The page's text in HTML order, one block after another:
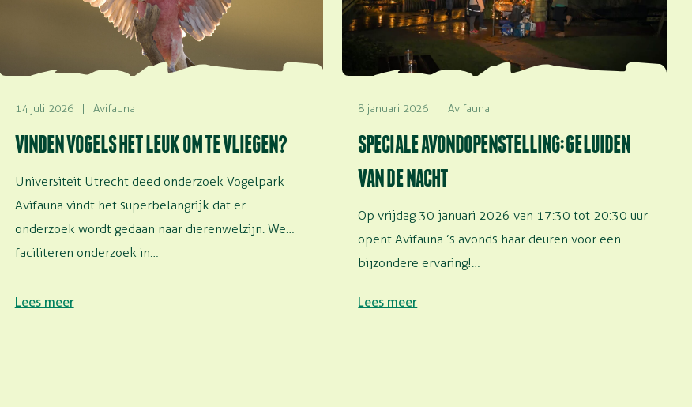
14 juli 2026 | Avifauna
VINDEN VOGELS HET LEUK OM TE VLIEGEN?
Universiteit Utrecht deed onderzoek Vogelpark
Avifauna vindt het superbelangrijk dat er
onderzoek wordt gedaan naar dierenwelzijn. We
faciliteren onderzoek in…
Lees meer
8 januari 2026 | Avifauna
SPECIALE AVONDOPENSTELLING: GELUIDEN
VAN DE NACHT
Op vrijdag 30 januari 2026 van 17:30 tot 20:30 uur
opent Avifauna ’s avonds haar deuren voor een
bijzondere ervaring!…
Lees meer